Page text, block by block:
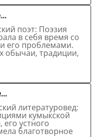
Поэзия
в себя время со
его проблемами.
обычаи, традиции,
литературовед:
кумыкской
устного
благотворное